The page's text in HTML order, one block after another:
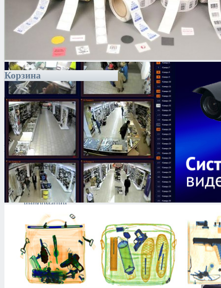
Корзина
Каталог
Антитеррористическое
оборудование
Поиск и выявление
каналов утечки
информации
Технические средства
защиты информации
Тепловизоры
Криминалистическая
техника
Поисково-досмотровое
оборудование
Средства
документирования и